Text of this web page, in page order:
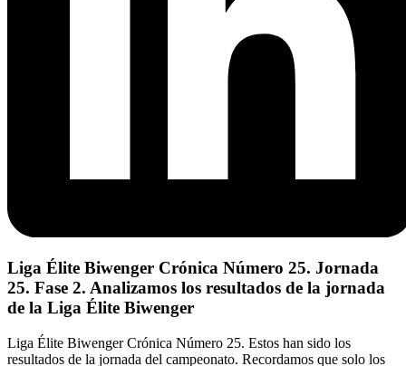
Liga Élite Biwenger Crónica Número 25. Jornada
25. Fase 2. Analizamos los resultados de la jornada
de la Liga Élite Biwenger
Liga Élite Biwenger Crónica Número 25. Estos han sido los
resultados de la jornada del campeonato. Recordamos que solo los